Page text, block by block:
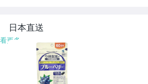
日本直送
看更多